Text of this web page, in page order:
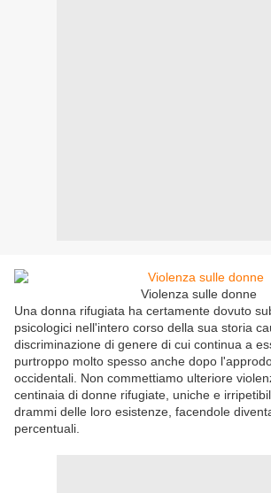
Violenza sulle donne
Una donna rifugiata ha certamente dovuto
psicologici nell'intero corso della sua storia
discriminazione di genere di cui continua a
purtroppo molto spesso anche dopo
occidentali. Non commettiamo ulteriore
centinaia di donne rifugiate, uniche e
drammi delle loro esistenze, facendole
percentuali.